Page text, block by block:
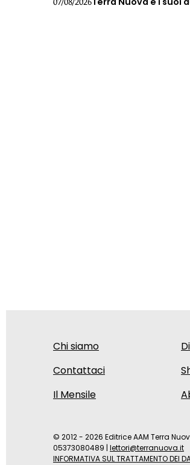
Chi siamo
Contattaci
Il Mensile
© 2012 - 2026 Editrice AAM Terra
05373080489 | lettori@terranuova.it
INFORMATIVA SUL TRATTAMENTO DEI